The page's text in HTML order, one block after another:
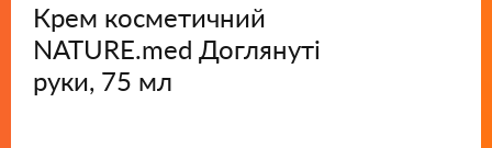
Крем косметичний
NATURE.med Доглянуті
руки, 75 мл